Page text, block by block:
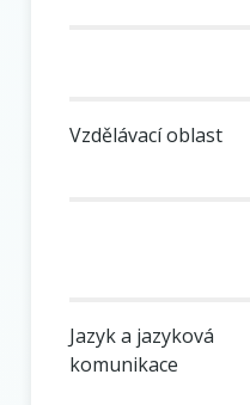
Vzdělávací oblast
Jazyk a jazyková
komunikace